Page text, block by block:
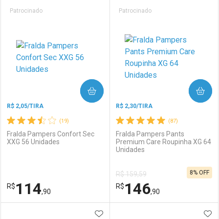
Prateleira
(19)
R$ 2,05/TIRA
Fralda Pampers Confort Sec
XXG 56 Unidades
Patrocinado
R$114,90
COMPRAR
(87)
R$ 2,30/TIRA
Fralda Pampers Pants
Premium Care Roupinha XG 64
Unidades
Patrocinado
R$ 159,59
R$146,90
8% OFF
COMPRAR
ADICIONAR AOS FAVORITOS